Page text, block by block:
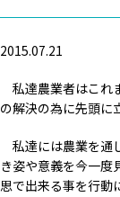
2015.07.21
私達農業者はこれ
の解決の為に先頭に
私達には農業を通
き姿や意義を今一度
思で出来る事を行動